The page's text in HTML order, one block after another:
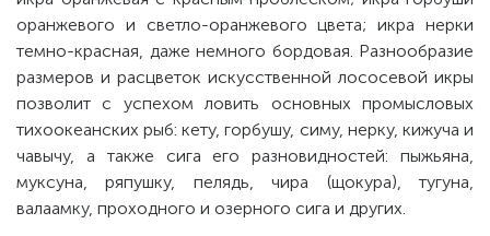
оранжевого и светло-оранжевого цвета; икра нерки
темно-красная, даже немного бордовая. Разнообразие
размеров и расцветок искусственной лососевой икры
позволит с успехом ловить основных промысловых
тихоокеанских рыб: кету, горбушу, симу, нерку, кижуча и
чавычу, а также сига его разновидностей: пыжьяна,
муксуна, ряпушку, пелядь, чира (щокура), тугуна,
валаамку, проходного и озерного сига и других.